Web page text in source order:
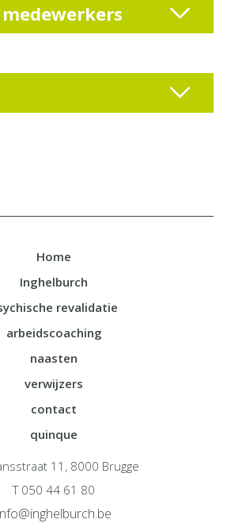
Home
Inghelburch
revalidatie
arbeidscoaching
naasten
verwijzers
contact
quinque
11, 8000 Brugge
T 050 44 61 80